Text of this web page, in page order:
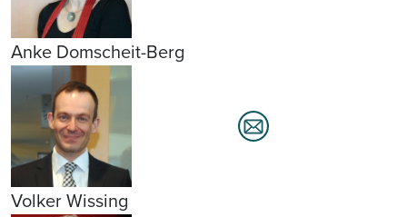
Anke Domscheit-Berg
Volker Wissing